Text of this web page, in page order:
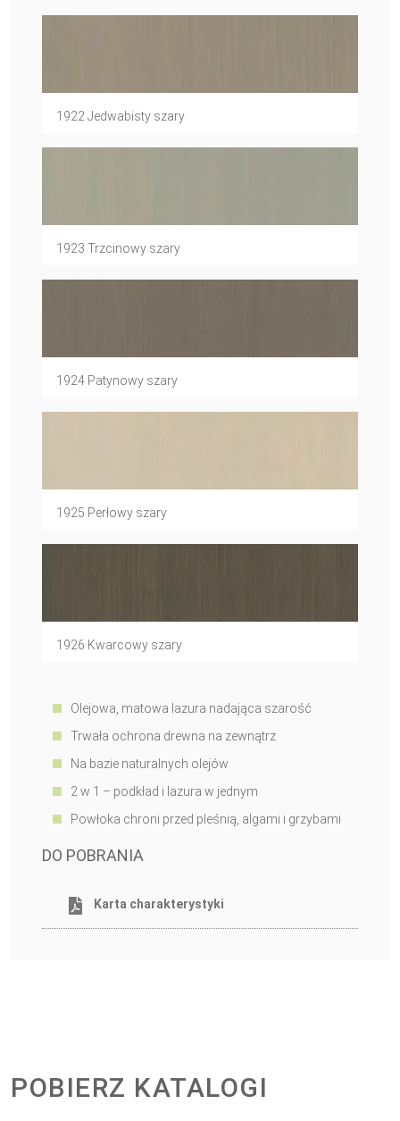
1922 Jedwabisty szary
1923 Trzcinowy szary
1924 Patynowy szary
1925 Perłowy szary
1926 Kwarcowy szary
Olejowa, matowa lazura nadająca szarość
Trwała ochrona drewna na zewnątrz
Na bazie naturalnych olejów
2 w 1 – podkład i lazura w jednym
Powłoka chroni przed pleśnią, algami i grzybami
DO POBRANIA
Karta charakterystyki
POBIERZ KATALOGI